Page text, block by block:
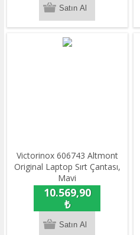
Victorinox 606743 Altmont
Original Laptop Sırt Çantası,
Mavi
10.569,90
₺